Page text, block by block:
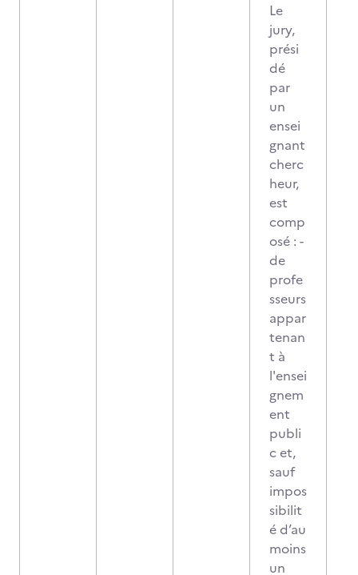
Le
jury,
prési
dé
par
un
ensei
gnant
cherc
heur,
est
comp
osé : -
de
profe
sseurs
appar
tenan
t à
l'ensei
gnem
ent
publi
c et,
sauf
impos
sibilit
é d’au
moins
un